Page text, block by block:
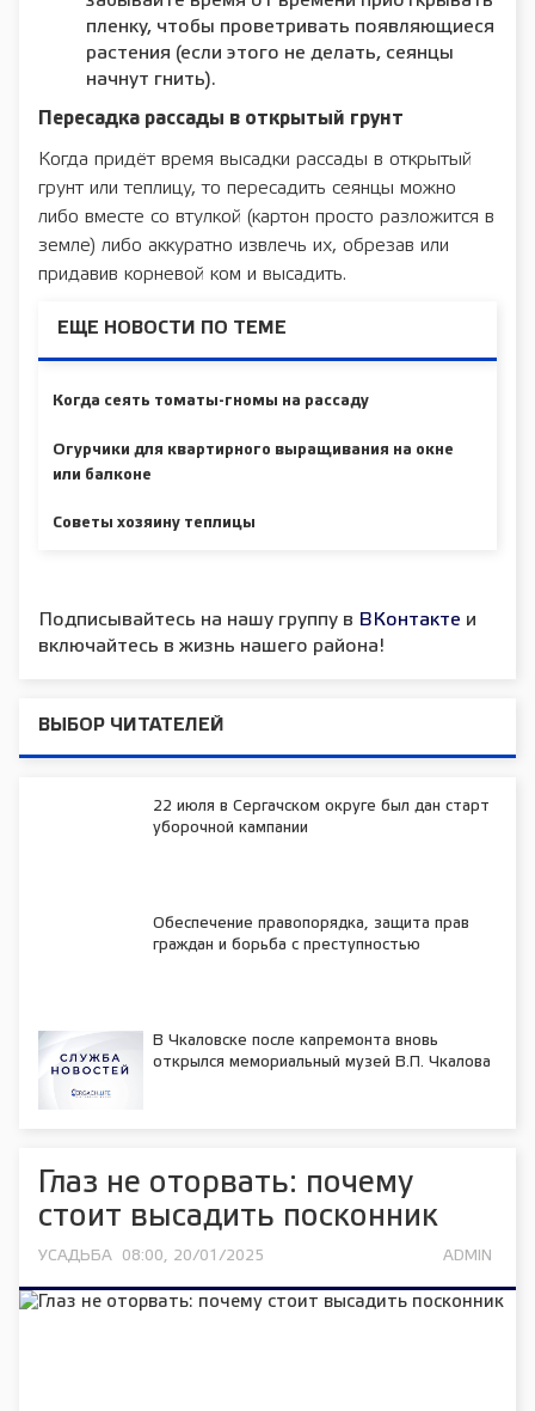
пленку, чтобы проветривать появляющиеся
растения (если этого не делать, сеянцы
начнут гнить).
Пересадка рассады в открытый грунт
Когда придёт время высадки рассады в открытый
грунт или теплицу, то пересадить сеянцы можно
либо вместе со втулкой (картон просто разложится в
земле) либо аккуратно извлечь их, обрезав или
придавив корневой ком и высадить.
ЕЩЕ НОВОСТИ ПО ТЕМЕ
Когда сеять томаты-гномы на рассаду
Огурчики для квартирного выращивания на окне
или балконе
Советы хозяину теплицы
Подписывайтесь на нашу группу в ВКонтакте и
включайтесь в жизнь нашего района!
ВЫБОР ЧИТАТЕЛЕЙ
22 июля в Сергачском округе был дан старт
уборочной кампании
Обеспечение правопорядка, защита прав
граждан и борьба с преступностью
В Чкаловске после капремонта вновь
открылся мемориальный музей В.П. Чкалова
Глаз не оторвать: почему
стоит высадить посконник
УСАДЬБА 08:00, 20/01/2025 ADMIN